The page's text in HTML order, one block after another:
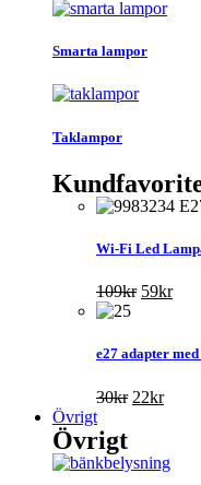
Smarta lampor
Taklampor
Wi-Fi Led
109kr Det
var:
59krDet
är:
e27 adapter
30kr Det
var:
30kr.
22krDet
är:
22kr.
Övrigt
Övrigt